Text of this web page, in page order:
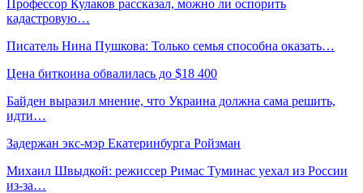
Профессор Кулаков рассказал, можно ли оспорить
кадастровую…
Писатель Нина Пушкова: Только семья способна оказать…
Цена биткоина обвалилась до $18 400
Байден выразил мнение, что Украина должна сама решить,
идти…
Задержан экс-мэр Екатеринбурга Ройзман
Михаил Швыдкой: режиссер Римас Туминас уехал из России
из-за…